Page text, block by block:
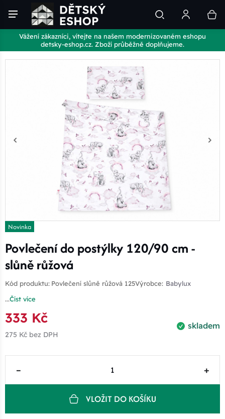
Vážení zákazníci, vítejte na našem modernizovaném eshopu
detsky-eshop.cz. Zboží průběžně doplňujeme.
Novinka
Povlečení do postýlky 120/90 cm -
slůně růžová
Kód produktu: Povlečení slůně růžová 125Výrobce: Babylux
...Číst více
skladem
333 Kč
275 Kč bez DPH
– +
VLOŽIT DO KOŠÍKU